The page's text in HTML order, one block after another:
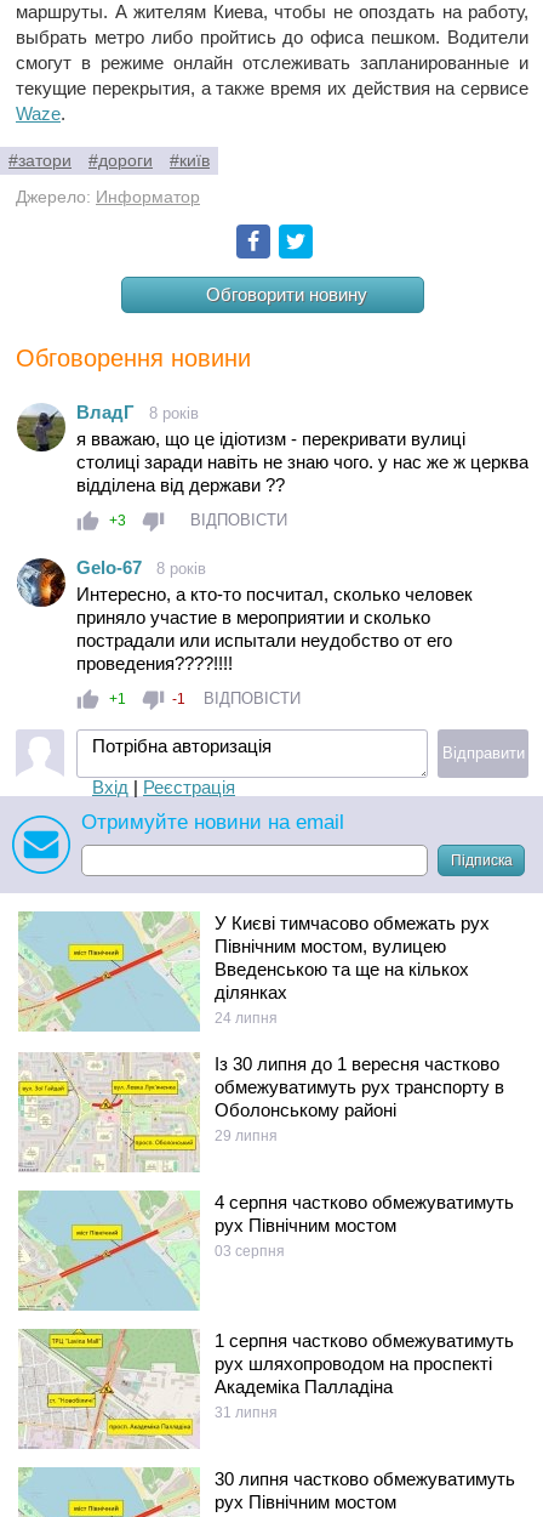
маршруты. А жителям Киева, чтобы не опоздать на работу,
выбрать метро либо пройтись до офиса пешком. Водители
смогут в режиме онлайн отслеживать запланированные и
текущие перекрытия, а также время их действия на сервисе
Waze.
#затори #дороги
#київ
Джерело: Информатор
Facebook
Обговорити новину
Обговорення новини
ВладГ 8 років
я вважаю, що це ідіотизм - перекривати вулиці
столиці заради навіть не знаю чого. у нас же ж церква
відділена від держави ??
+3 ВІДПОВІСТИ
Gelo-67 8 років
Интересно, а кто-то посчитал, сколько человек
приняло участие в мероприятии и сколько
пострадали или испытали неудобство от его
проведения????!!!!
+1 -1 ВІДПОВІСТИ
Потрібна авторизація
Вхід | Реєстрація
Відправити
Отримуйте новини на email
Підписка
У Києві тимчасово обмежать рух
Північним мостом, вулицею
Введенською та ще на кількох
ділянках
24 липня
Із 30 липня до 1 вересня частково
обмежуватимуть рух транспорту в
Оболонському районі
29 липня
4 серпня частково обмежуватимуть
рух Північним мостом
03 серпня
1 серпня частково обмежуватимуть
рух шляхопроводом на проспекті
Академіка Палладіна
31 липня
30 липня частково обмежуватимуть
рух Північним мостом